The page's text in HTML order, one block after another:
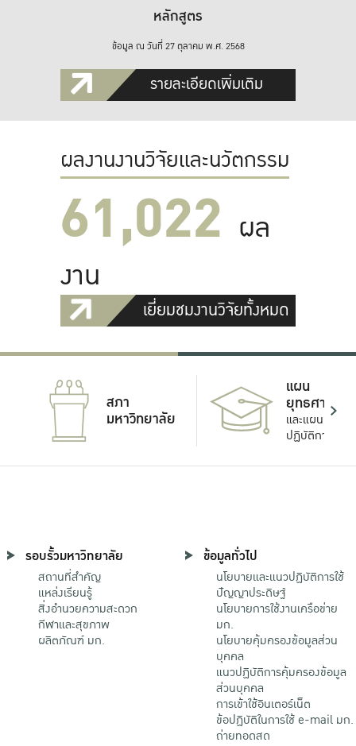
หลักสูตร
ข้อมูล ณ วันที่ 27 ตุลาคม พ.ศ. 2568
รายละเอียดเพิ่มเติม
ผลงานงานวิจัยและนวัตกรรม
61,022 ผล
งาน
เยี่ยมชมงานวิจัยทั้งหมด
สภา
มหาวิทยาลัย
แผน
ยุทธศาสตร์
และแผน
ปฏิบัติการ
รอบรั้วมหาวิทยาลัย
สถานที่สำคัญ
แหล่งเรียนรู้
สิ่งอำนวยความสะดวก
กีฬาและสุขภาพ
ผลิตภัณฑ์ มก.
ข้อมูลทั่วไป
นโยบายและแนวปฏิบัติการใช้
ปัญญาประดิษฐ์
นโยบายการใช้งานเครือข่าย
มก.
นโยบายคุ้มครองข้อมูลส่วน
บุคคล
แนวปฏิบัติการคุ้มครองข้อมูล
ส่วนบุคคล
การเข้าใช้อินเตอร์เน็ต
ข้อปฏิบัติในการใช้ e-mail มก.
ถ่ายทอดสด